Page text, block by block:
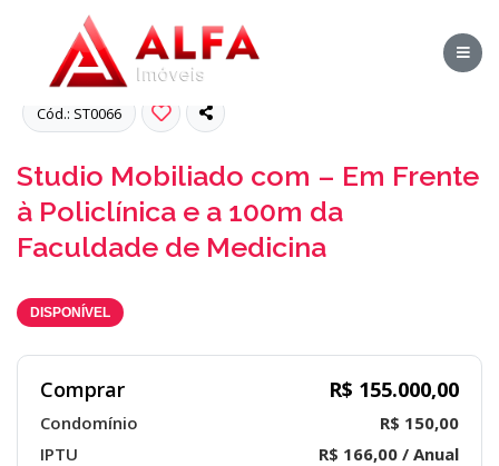
Cód.: ST0066
Studio Mobiliado com – Em Frente
à Policlínica e a 100m da
Faculdade de Medicina
DISPONÍVEL
Comprar R$ 155.000,00
Condomínio
R$ 150,00
IPTU
R$ 166,00 / Anual